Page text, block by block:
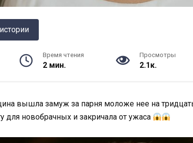
Время чтения
2 мин.
Просмотры
2.1к.
вышла замуж за парня моложе нее на
для новобрачных и закричала от ужаса